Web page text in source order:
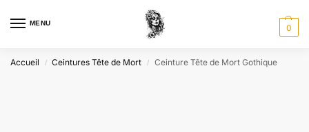
MENU 0
Accueil / Ceintures Tête de Mort / Ceinture Tête de Mort Gothique